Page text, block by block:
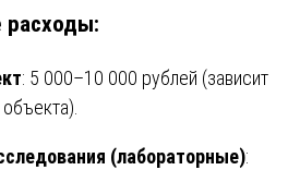
расходы:
: 5 000–10 000 рублей (зависит
(лабораторные):